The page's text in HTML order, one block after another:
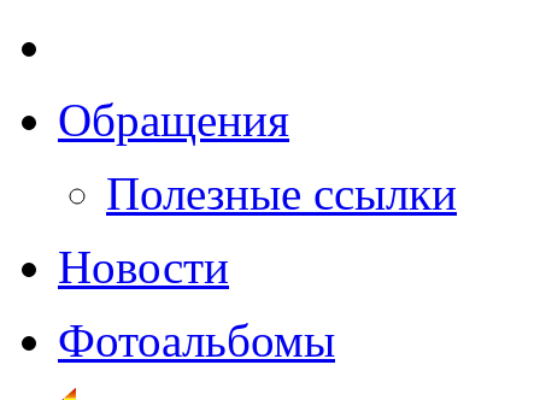
Обращения
Полезные ссылки
Новости
Фотоальбомы